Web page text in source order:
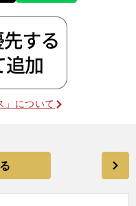
」について